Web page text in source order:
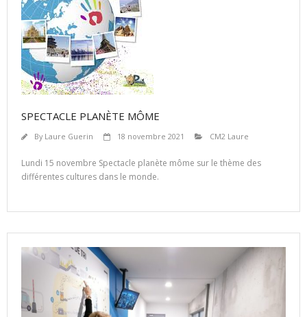
SPECTACLE PLANÈTE MÔME
By Laure Guerin 18 novembre 2021 CM2 Laure
Lundi 15 novembre Spectacle planète môme sur le thème des
différentes cultures dans le monde.